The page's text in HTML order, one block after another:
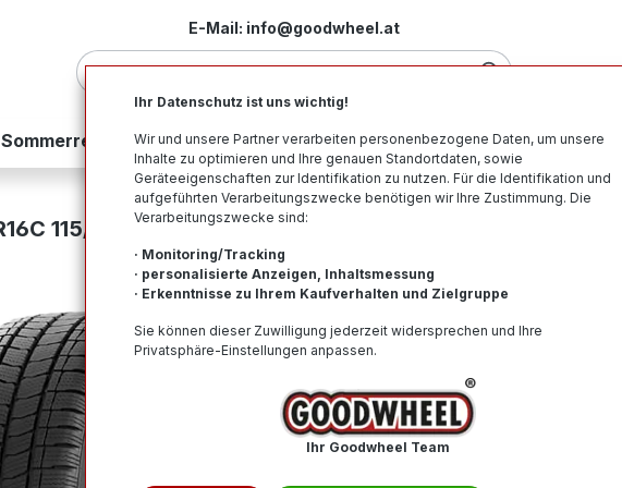
E-Mail: info@goodwheel.at
Sommerreifen Motorradreifen Felgen Offroad-Reifen
115/113R BSW
152,98
Preise inkl.
Ihr Datenschutz ist uns wichtig!
Wir und unsere Partner verarbeiten personenbezogene Daten, um unsere
Inhalte zu optimieren und Ihre genauen Standortdaten, sowie
Geräteeigenschaften zur Identifikation zu nutzen. Für die Identifikation und
aufgeführten Verarbeitungszwecke benötigen wir Ihre Zustimmung. Die
Verarbeitungszwecke sind:
· Monitoring/Tracking
· personalisierte Anzeigen, Inhaltsmessung
· Erkenntnisse zu Ihrem Kaufverhalten und Zielgruppe
Sie können dieser Zuwilligung jederzeit widersprechen und Ihre
Privatsphäre-Einstellungen anpassen.
Ihr Goodwheel Team